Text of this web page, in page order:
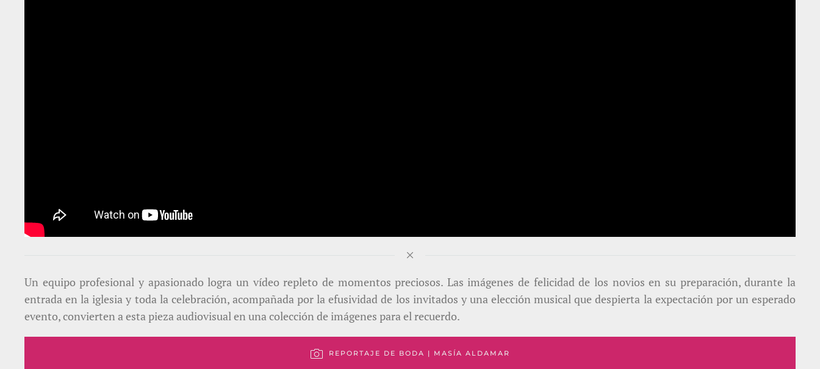
Un equipo profesional y apasionado logra un vídeo repleto de momentos preciosos. Las imágenes de felicidad de los novios en su preparación, durante la
entrada en la iglesia y toda la celebración, acompañada por la efusividad de los invitados y una elección musical que despierta la expectación por un esperado
evento, convierten a esta pieza audiovisual en una colección de imágenes para el recuerdo.
REPORTAJE DE BODA | MASÍA ALDAMAR